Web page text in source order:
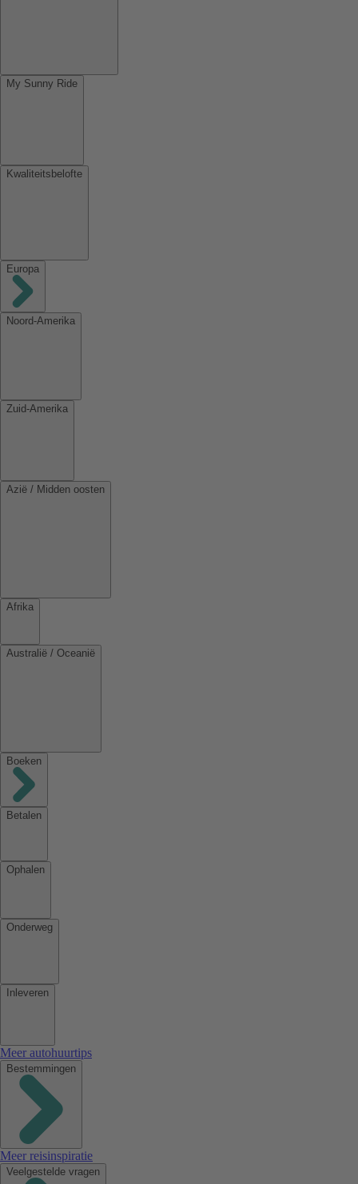
My Sunny Ride
Kwaliteitsbelofte
Europa
Noord-Amerika
Zuid-Amerika
Azië / Midden oosten
Afrika
Australië / Oceanië
Boeken
Betalen
Ophalen
Onderweg
Inleveren
Meer autohuurtips
Bestemmingen
Meer reisinspiratie
Veelgestelde vragen